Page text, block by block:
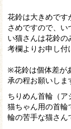
花鈴は大きめです
さめですので、
い猫さんは花鈴
考欄よりお申し付
※花鈴は個体差が
承の程お願いしま
ちりめん首輪（ア
猫ちゃん用の首輪
輪の苦手な猫さん